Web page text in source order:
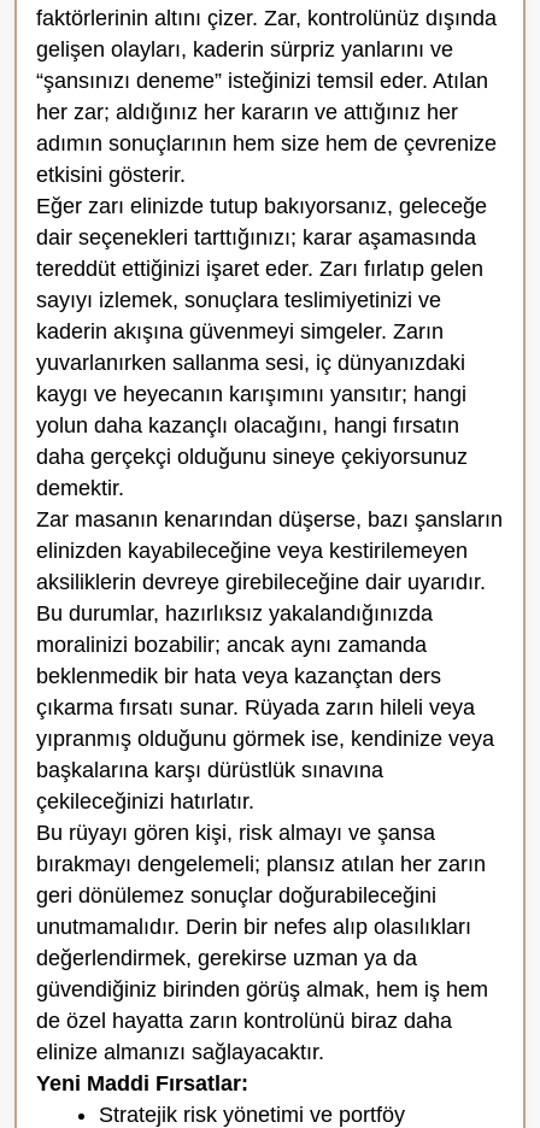
faktörlerinin altını çizer. Zar, kontrolünüz dışında
gelişen olayları, kaderin sürpriz yanlarını ve
“şansınızı deneme” isteğinizi temsil eder. Atılan
her zar; aldığınız her kararın ve attığınız her
adımın sonuçlarının hem size hem de çevrenize
etkisini gösterir.
Eğer zarı elinizde tutup bakıyorsanız, geleceğe
dair seçenekleri tarttığınızı; karar aşamasında
tereddüt ettiğinizi işaret eder. Zarı fırlatıp gelen
sayıyı izlemek, sonuçlara teslimiyetinizi ve
kaderin akışına güvenmeyi simgeler. Zarın
yuvarlanırken sallanma sesi, iç dünyanızdaki
kaygı ve heyecanın karışımını yansıtır; hangi
yolun daha kazançlı olacağını, hangi fırsatın
daha gerçekçi olduğunu sineye çekiyorsunuz
demektir.
Zar masanın kenarından düşerse, bazı şansların
elinizden kayabileceğine veya kestirilemeyen
aksiliklerin devreye girebileceğine dair uyarıdır.
Bu durumlar, hazırlıksız yakalandığınızda
moralinizi bozabilir; ancak aynı zamanda
beklenmedik bir hata veya kazançtan ders
çıkarma fırsatı sunar. Rüyada zarın hileli veya
yıpranmış olduğunu görmek ise, kendinize veya
başkalarına karşı dürüstlük sınavına
çekileceğinizi hatırlatır.
Bu rüyayı gören kişi, risk almayı ve şansa
bırakmayı dengelemeli; plansız atılan her zarın
geri dönülemez sonuçlar doğurabileceğini
unutmamalıdır. Derin bir nefes alıp olasılıkları
değerlendirmek, gerekirse uzman ya da
güvendiğiniz birinden görüş almak, hem iş hem
de özel hayatta zarın kontrolünü biraz daha
elinize almanızı sağlayacaktır.
Yeni Maddi Fırsatlar:
Stratejik risk yönetimi ve portföy